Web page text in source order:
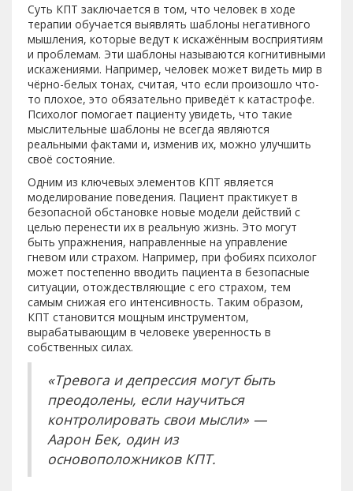
Суть КПТ заключается в том, что человек в ходе
терапии обучается выявлять шаблоны негативного
мышления, которые ведут к искажённым восприятиям
и проблемам. Эти шаблоны называются когнитивными
искажениями. Например, человек может видеть мир в
чёрно-белых тонах, считая, что если произошло что-
то плохое, это обязательно приведёт к катастрофе.
Психолог помогает пациенту увидеть, что такие
мыслительные шаблоны не всегда являются
реальными фактами и, изменив их, можно улучшить
своё состояние.
Одним из ключевых элементов КПТ является
моделирование поведения. Пациент практикует в
безопасной обстановке новые модели действий с
целью перенести их в реальную жизнь. Это могут
быть упражнения, направленные на управление
гневом или страхом. Например, при фобиях психолог
может постепенно вводить пациента в безопасные
ситуации, отождествляющие с его страхом, тем
самым снижая его интенсивность. Таким образом,
КПТ становится мощным инструментом,
вырабатывающим в человеке уверенность в
собственных силах.
«Тревога и депрессия могут быть
преодолены, если научиться
контролировать свои мысли» —
Аарон Бек, один из
основоположников КПТ.